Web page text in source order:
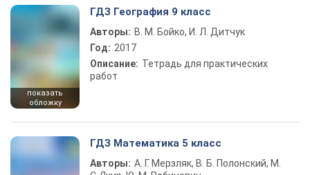
показать
обложку
ГДЗ География 9 класс
Авторы: В. М. Бойко, И. Л. Дитчук
Год: 2017
Описание: Тетрадь для практических
работ
ГДЗ Математика 5 класс
Авторы: А. Г. Мерзляк, В. Б. Полонский, М.